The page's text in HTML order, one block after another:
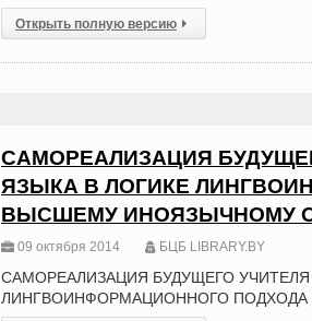
Открыть полную версию
САМОРЕАЛИЗАЦИЯ
ЯЗЫКА В ЛОГИКЕ
ВЫСШЕМУ ИНОЯЗЫЧНОМУ
09 октября 2014 БЦБ LIBRARY.BY
САМОРЕАЛИЗАЦИЯ БУДУЩЕГО
ЛИНГВОИНФОРМАЦИОННОГО